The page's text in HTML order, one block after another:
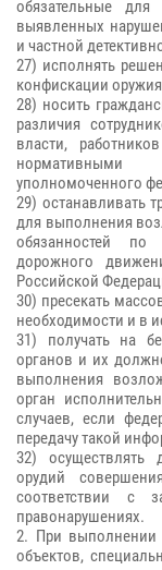
обязательные для
выявленных
и частной
27) исполнять
конфискации
28) носить
различия
власти,
нормативными
уполномоченного
29) останавливать
для выполнения
обязанностей по
дорожного
Российской
30) пресекать
необходимости и в
31) получать на
органов и их
выполнения
орган
случаев, если
передачу такой
32) осуществлять
орудий
соответствии с
правонарушениях.
2. При выполнении
объектов,